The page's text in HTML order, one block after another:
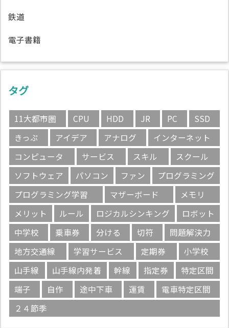
鉄道
電子書籍
タグ
11大都市圏 CPU HDD JR PC
SSD
きっぷ
アイデア アナログ
インターネット
コンピュータ
サービス スキル
スクール
ソフトウェア
パソコン ファン
プログラミング
プログラミング学習
マザーボード
メモリ
メリット
ルール ロジカルシンキング
ロボット
中学校
乗車券 分ける 切符
問題解決力
地方交通線
学習サービス 定期券
小学校
山手線
山手線内発着 幹線 指定券
特定区間
端子
自作 途中下車 運賃
電車特定区間
２４節季